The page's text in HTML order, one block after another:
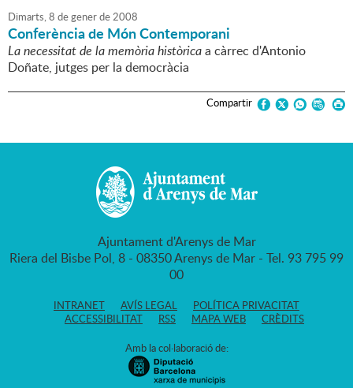
Dimarts,8 degenerde2008
Conferència de Món Contemporani
La necessitat de la memòria històricaa càrrec d'Antonio
Doñate, jutges per la democràcia
Compartir
Ajuntament d'Arenys de Mar
Riera del Bisbe Pol, 8 - 08350 Arenys de Mar - Tel. 93 795 99
00
INTRANET AVÍS LEGAL
POLÍTICA PRIVACITAT
ACCESSIBILITAT
RSS MAPA WEB CRÈDITS
Amb la col·laboració de: